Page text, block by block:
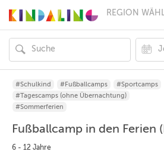
REGION
MÜNCHEN
HAMBURG
FRANKFURT
KÖLN
DÜSSELDORF
STUTTGART
LEIPZIG
#Schulkind #Fußballcamps
#Sportcamps
#Tagescamps (ohne Übernachtung)
#Sommerferien
Fußballcamp in den Ferien
6 - 12 Jahre